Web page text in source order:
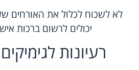
לא לשכוח לכלול את האורחים
יכולים לרשום ברכות
רעיונות